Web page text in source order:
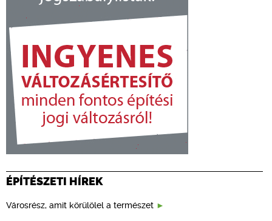
ÉPÍTÉSZETI HÍREK
Városrész, amit körülölel a természet